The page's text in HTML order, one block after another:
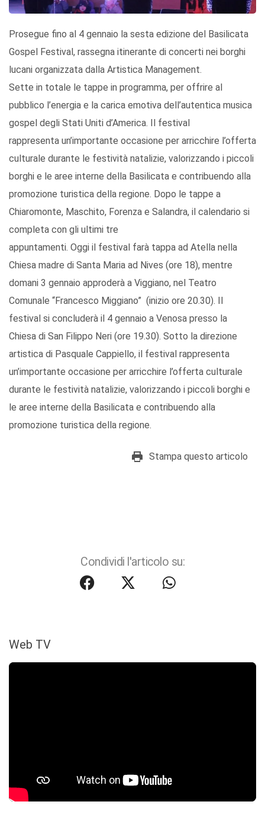
Prosegue fino al 4 gennaio la sesta edizione del Basilicata
Gospel Festival, rassegna itinerante di concerti nei borghi
lucani organizzata dalla Artistica Management.
Sette in totale le tappe in programma, per offrire al
pubblico l’energia e la carica emotiva dell’autentica musica
gospel degli Stati Uniti d’America. Il festival
rappresenta un’importante occasione per arricchire l’offerta
culturale durante le festività natalizie, valorizzando i piccoli
borghi e le aree interne della Basilicata e contribuendo alla
promozione turistica della regione. Dopo le tappe a
Chiaromonte, Maschito, Forenza e Salandra, il calendario si
completa con gli ultimi tre
appuntamenti. Oggi il festival farà tappa ad Atella nella
Chiesa madre di Santa Maria ad Nives (ore 18), mentre
domani 3 gennaio approderà a Viggiano, nel Teatro
Comunale “Francesco Miggiano” (inizio ore 20.30). Il
festival si concluderà il 4 gennaio a Venosa presso la
Chiesa di San Filippo Neri (ore 19.30). Sotto la direzione
artistica di Pasquale Cappiello, il festival rappresenta
un’importante occasione per arricchire l’offerta culturale
durante le festività natalizie, valorizzando i piccoli borghi e
le aree interne della Basilicata e contribuendo alla
promozione turistica della regione.
Stampa questo articolo
Condividi l'articolo su:
Web TV